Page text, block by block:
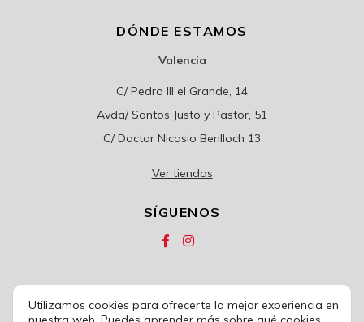
DÓNDE ESTAMOS
Valencia
C/ Pedro III el Grande, 14
Avda/ Santos Justo y Pastor, 51
C/ Doctor Nicasio Benlloch 13
Ver tiendas
SÍGUENOS
© 2020COLCHONES CARRIÓN
Utilizamos cookies para ofrecerte la mejor experiencia en